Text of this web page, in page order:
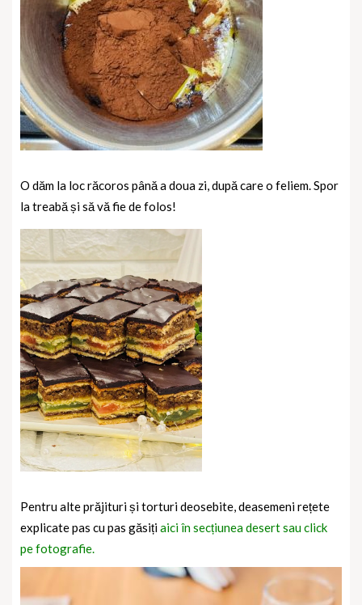
O dăm la loc răcoros până a doua zi, după care o feliem. Spor
la treabă și să vă fie de folos!
Pentru alte prăjituri și torturi deosebite, deasemeni rețete
explicate pas cu pas găsițiaici în secțiunea desert sau click
pe fotografie.